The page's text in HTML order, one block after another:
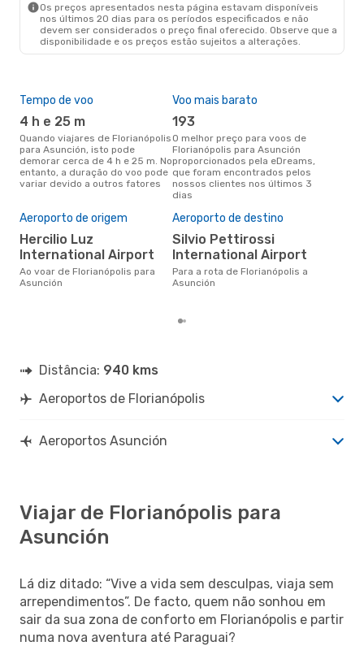
Os preços apresentados nesta página estavam disponíveis
nos últimos 20 dias para os períodos especificados e não
devem ser considerados o preço final oferecido. Observe que a
disponibilidade e os preços estão sujeitos a alterações.
Tempo de voo
4 h e 25 m
Quando viajares de Florianópolis
para Asunción, isto pode
demorar cerca de 4 h e 25 m. No
entanto, a duração do voo pode
variar devido a outros fatores
Voo mais barato
193
O melhor preço para voos de
Florianópolis para Asunción
proporcionados pela eDreams,
que foram encontrados pelos
nossos clientes nos últimos 3
dias
Aeroporto de origem
Hercilio Luz
International Airport
Ao voar de Florianópolis para
Asunción
Aeroporto de destino
Silvio Pettirossi
International Airport
Para a rota de Florianópolis a
Asunción
Distância: 940 kms
Aeroportos de Florianópolis
Aeroportos Asunción
Viajar de Florianópolis para
Asunción
Lá diz ditado: “Vive a vida sem desculpas, viaja sem
arrependimentos”. De facto, quem não sonhou em
sair da sua zona de conforto em Florianópolis e partir
numa nova aventura até Paraguai?